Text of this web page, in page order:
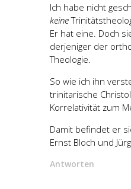
Ich habe nicht
keine
Er hat eine. Doch
derjeniger der
Theologie.
So wie ich ihn
trinitarische
Korrelativität zum
Damit befindet er
Ernst Bloch und
Antworten